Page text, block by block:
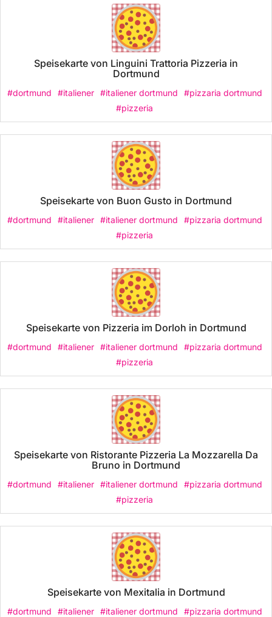
Speisekarte von Linguini Trattoria Pizzeria in
Dortmund
#dortmund #italiener #italiener dortmund
#pizzaria dortmund
#pizzeria
Speisekarte von Buon Gusto in Dortmund
#dortmund #italiener #italiener dortmund
#pizzaria dortmund
#pizzeria
Speisekarte von Pizzeria im Dorloh in Dortmund
#dortmund #italiener #italiener dortmund
#pizzaria dortmund
#pizzeria
Speisekarte von Ristorante Pizzeria La Mozzarella Da
Bruno in Dortmund
#dortmund #italiener #italiener dortmund
#pizzaria dortmund
#pizzeria
Speisekarte von Mexitalia in Dortmund
#dortmund #italiener #italiener dortmund
#pizzaria dortmund